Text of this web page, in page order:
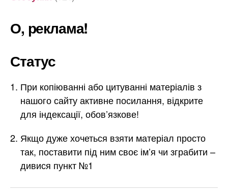
О, реклама!
Статус
При копіюванні або цитуванні матеріалів з
нашого сайту активне посилання, відкрите
для індексації, обов’язкове!
Якщо дуже хочеться взяти матеріал просто
так, поставити під ним своє ім’я чи зграбити –
дивися пункт №1